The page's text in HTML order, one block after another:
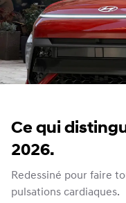
Ce qui
2026.
Redessiné pour faire
pulsations cardiaques.